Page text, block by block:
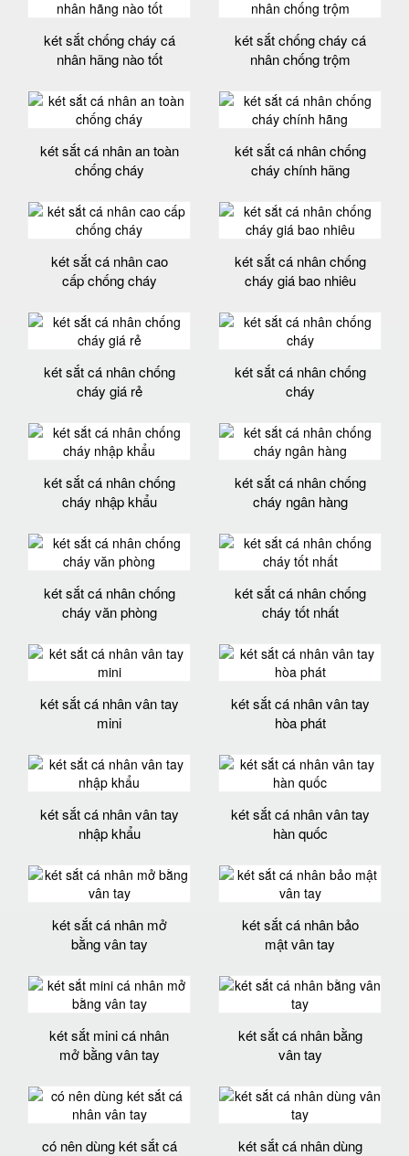
két sắt chống cháy cá
nhân hãng nào tốt
két sắt chống cháy cá
nhân chống trộm
két sắt cá nhân an toàn
chống cháy
két sắt cá nhân chống
cháy chính hãng
két sắt cá nhân cao
cấp chống cháy
két sắt cá nhân chống
cháy giá bao nhiêu
két sắt cá nhân chống
cháy giá rẻ
két sắt cá nhân chống
cháy
két sắt cá nhân chống
cháy nhập khẩu
két sắt cá nhân chống
cháy ngân hàng
két sắt cá nhân chống
cháy văn phòng
két sắt cá nhân chống
cháy tốt nhất
két sắt cá nhân vân tay
mini
két sắt cá nhân vân tay
hòa phát
két sắt cá nhân vân tay
nhập khẩu
két sắt cá nhân vân tay
hàn quốc
két sắt cá nhân mở
bằng vân tay
két sắt cá nhân bảo
mật vân tay
két sắt mini cá nhân
mở bằng vân tay
két sắt cá nhân bằng
vân tay
có nên dùng két sắt cá
két sắt cá nhân dùng